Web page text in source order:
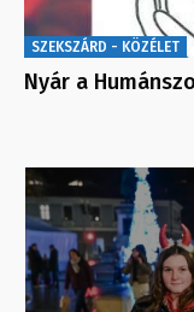
SZEKSZÁRD - KÖZÉLET
Nyár a